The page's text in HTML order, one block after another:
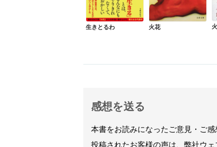
生きとるわ 火花
感想を送る
本書をお読みになったご意見・ご
投稿されたお客様の声は、弊社ウ